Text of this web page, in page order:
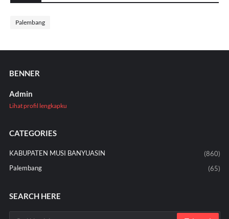
Palembang
BENNER
Admin
Lihat profil lengkapku
CATEGORIES
KABUPATEN MUSI BANYUASIN
(860)
Palembang
(65)
SEARCH HERE